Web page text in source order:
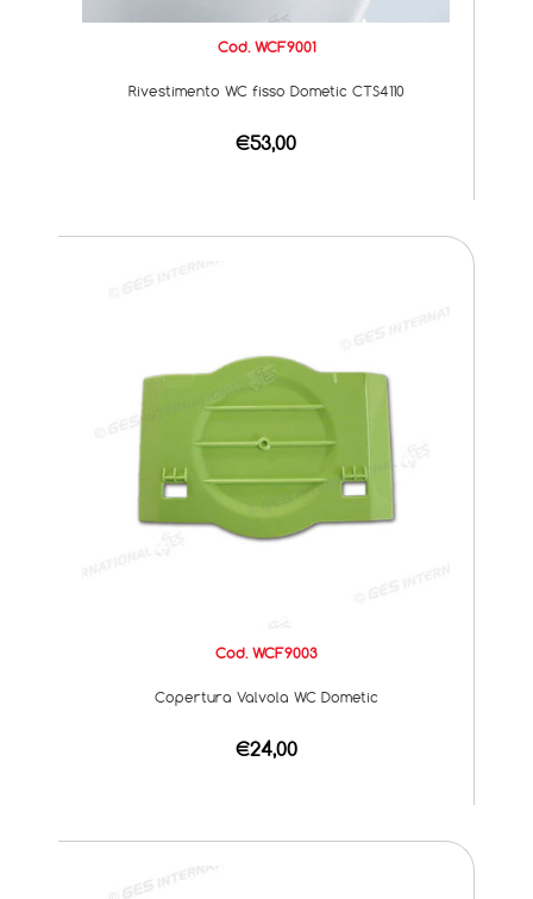
Cod. WCF9001
Rivestimento WC fisso Dometic CTS4110
€53,00
Cod. WCF9003
Copertura Valvola WC Dometic
€24,00